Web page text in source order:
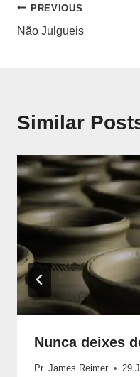
Navegação
de
PREVIOUS
Não Julgueis
Similar
Nunca deixes
Pr. James Reimer 29